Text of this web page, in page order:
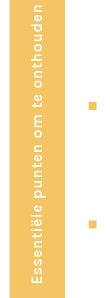
Essentiële punten om te onthouden